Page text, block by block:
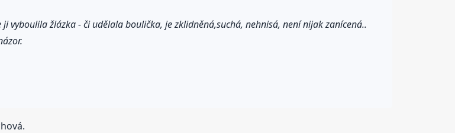
vyboulila žlázka - či udělala boulička, je zklidněná,suchá, nehnisá, není nijak zanícená..